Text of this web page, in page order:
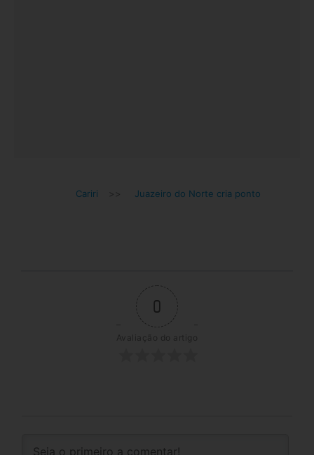
Cariri >> Juazeiro do Norte cria ponto
0
Avaliação do artigo